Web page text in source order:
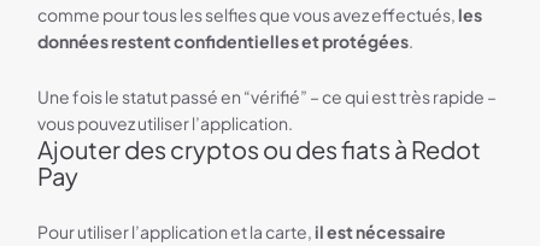
comme pour tous les selfies que vous avez effectués, les
données restent confidentielles et protégées.
Une fois le statut passé en “vérifié” – ce qui est très rapide –
vous pouvez utiliser l’application.
Ajouter des cryptos ou des fiats à Redot
Pay
Pour utiliser l’application et la carte, il est nécessaire